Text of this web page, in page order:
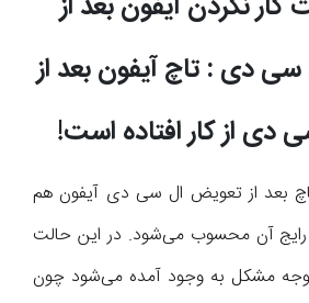
دی : تاچ آیفون بعد از
از کار افتاده است!
تاچ بعد از تعویض ال سی دی آیفون هم
رایج آن محسوب می‌شود. در این حالت
مشکل به وجود آمده می‌شود چون